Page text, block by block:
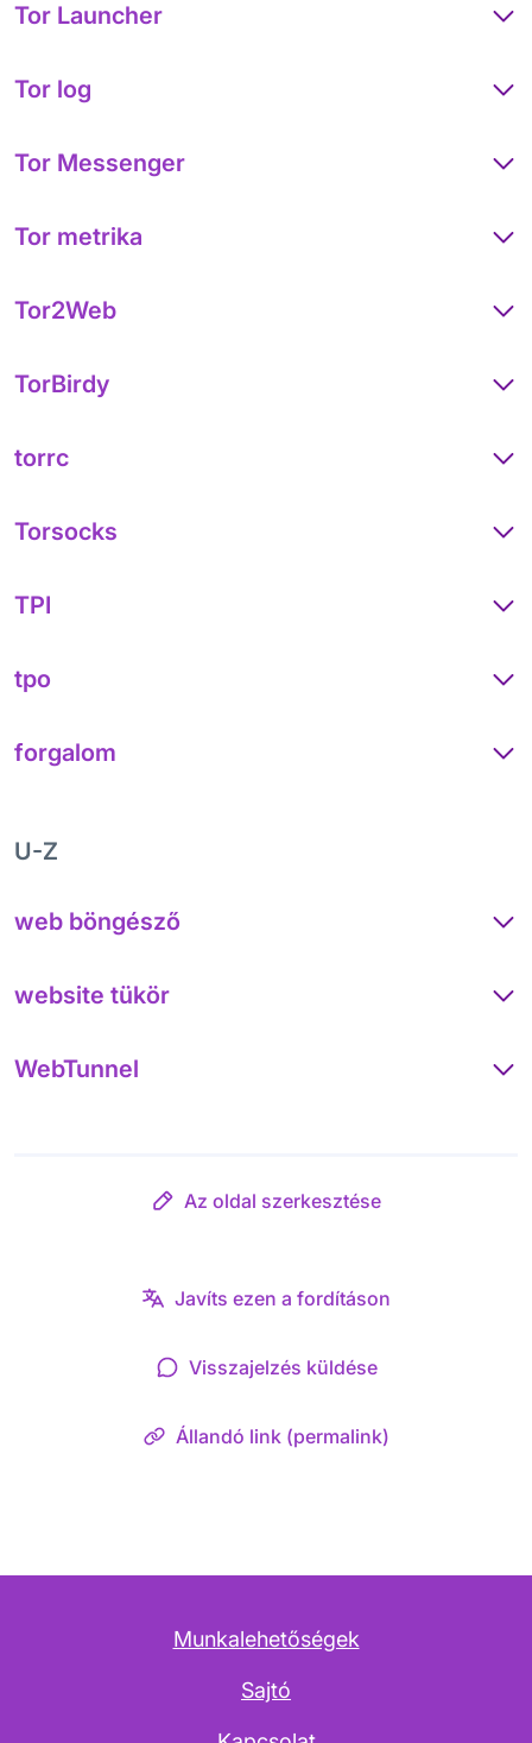
Tor Launcher
Tor log
Tor Messenger
Tor metrika
Tor2Web
TorBirdy
torrc
Torsocks
TPI
tpo
forgalom
U-Z
web böngésző
website tükör
WebTunnel
Az oldal szerkesztése
Javíts ezen a fordításon
Visszajelzés küldése
Állandó link (permalink)
Munkalehetőségek
Sajtó